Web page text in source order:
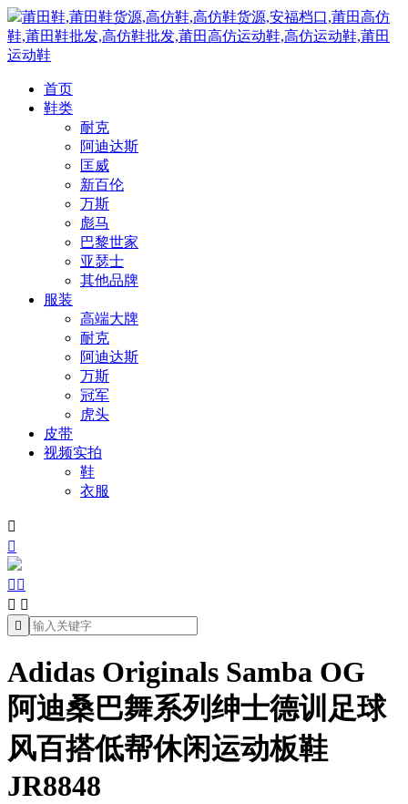
莆田鞋,莆田鞋货源,高仿鞋,高仿鞋货源,安福档口,莆田高仿
鞋,莆田鞋批发,高仿鞋批发,莆田高仿运动鞋,高仿运动鞋,莆田
运动鞋
首页
鞋类
耐克
阿迪达斯
匡威
新百伦
万斯
彪马
巴黎世家
亚瑟士
其他品牌
服装
高端大牌
耐克
阿迪达斯
万斯
冠军
虎头
皮带
视频实拍
鞋
衣服


 
 

Adidas Originals Samba OG
阿迪桑巴舞系列绅士德训足球
风百搭低帮休闲运动板鞋
JR8848